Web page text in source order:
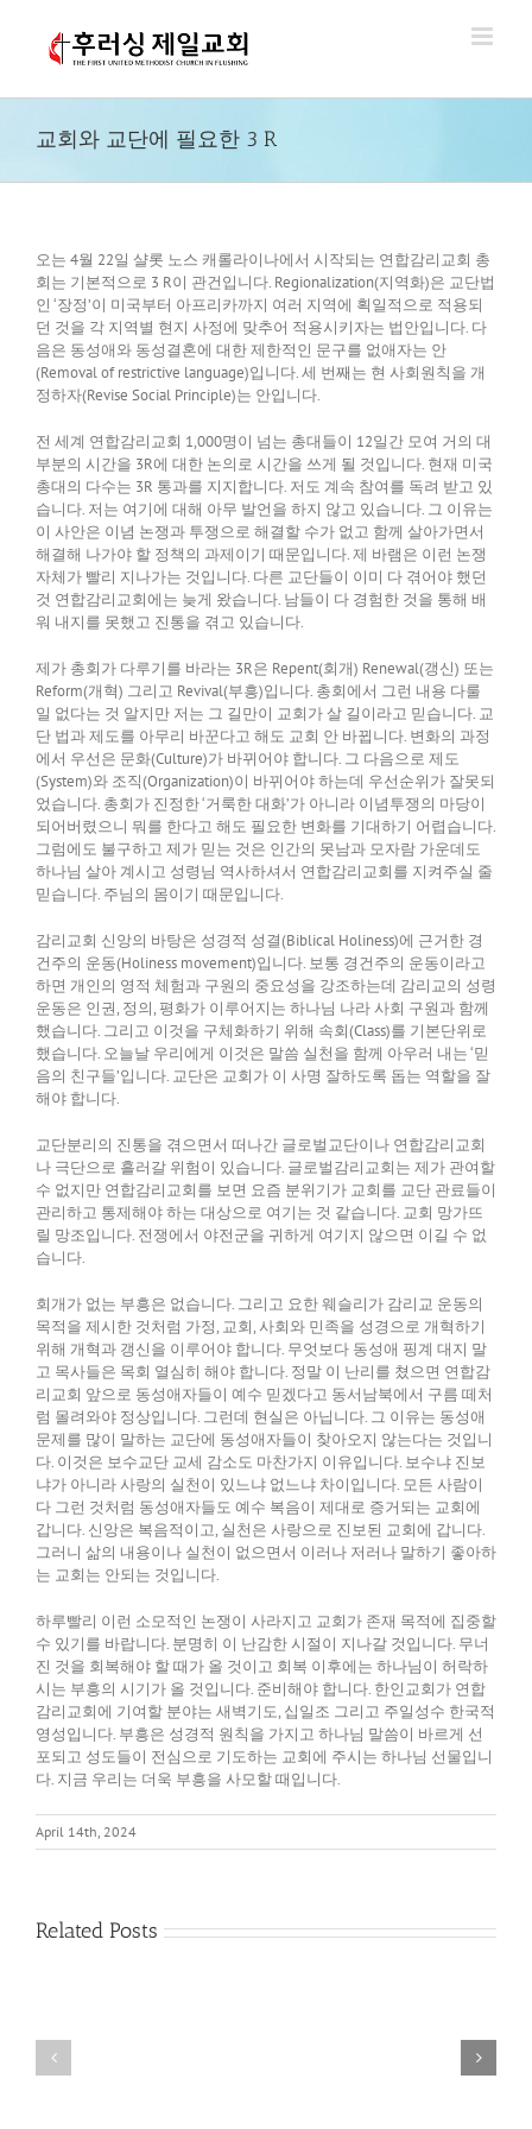
교회와 교단에 필요한 3 R
오는 4월 22일 샬롯 노스 캐롤라이나에서 시작되는 연합감리교회 총
회는 기본적으로 3 R이 관건입니다. Regionalization(지역화)은 교단법
인 ‘장정’이 미국부터 아프리카까지 여러 지역에 획일적으로 적용되
던 것을 각 지역별 현지 사정에 맞추어 적용시키자는 법안입니다. 다
음은 동성애와 동성결혼에 대한 제한적인 문구를 없애자는 안
(Removal of restrictive language)입니다. 세 번째는 현 사회원칙을 개
정하자(Revise Social Principle)는 안입니다.
전 세계 연합감리교회 1,000명이 넘는 총대들이 12일간 모여 거의 대
부분의 시간을 3R에 대한 논의로 시간을 쓰게 될 것입니다. 현재 미국
총대의 다수는 3R 통과를 지지합니다. 저도 계속 참여를 독려 받고 있
습니다. 저는 여기에 대해 아무 발언을 하지 않고 있습니다. 그 이유는
이 사안은 이념 논쟁과 투쟁으로 해결할 수가 없고 함께 살아가면서
해결해 나가야 할 정책의 과제이기 때문입니다. 제 바램은 이런 논쟁
자체가 빨리 지나가는 것입니다. 다른 교단들이 이미 다 겪어야 했던
것 연합감리교회에는 늦게 왔습니다. 남들이 다 경험한 것을 통해 배
워 내지를 못했고 진통을 겪고 있습니다.
제가 총회가 다루기를 바라는 3R은 Repent(회개) Renewal(갱신) 또는
Reform(개혁) 그리고 Revival(부흥)입니다. 총회에서 그런 내용 다룰
일 없다는 것 알지만 저는 그 길만이 교회가 살 길이라고 믿습니다. 교
단 법과 제도를 아무리 바꾼다고 해도 교회 안 바뀝니다. 변화의 과정
에서 우선은 문화(Culture)가 바뀌어야 합니다. 그 다음으로 제도
(System)와 조직(Organization)이 바뀌어야 하는데 우선순위가 잘못되
었습니다. 총회가 진정한 ‘거룩한 대화’가 아니라 이념투쟁의 마당이
되어버렸으니 뭐를 한다고 해도 필요한 변화를 기대하기 어렵습니다.
그럼에도 불구하고 제가 믿는 것은 인간의 못남과 모자람 가운데도
하나님 살아 계시고 성령님 역사하셔서 연합감리교회를 지켜주실 줄
믿습니다. 주님의 몸이기 때문입니다.
감리교회 신앙의 바탕은 성경적 성결(Biblical Holiness)에 근거한 경
건주의 운동(Holiness movement)입니다. 보통 경건주의 운동이라고
하면 개인의 영적 체험과 구원의 중요성을 강조하는데 감리교의 성령
운동은 인권, 정의, 평화가 이루어지는 하나님 나라 사회 구원과 함께
했습니다. 그리고 이것을 구체화하기 위해 속회(Class)를 기본단위로
했습니다. 오늘날 우리에게 이것은 말씀 실천을 함께 아우러 내는 ‘믿
음의 친구들’입니다. 교단은 교회가 이 사명 잘하도록 돕는 역할을 잘
해야 합니다.
교단분리의 진통을 겪으면서 떠나간 글로벌교단이나 연합감리교회
나 극단으로 흘러갈 위험이 있습니다. 글로벌감리교회는 제가 관여할
수 없지만 연합감리교회를 보면 요즘 분위기가 교회를 교단 관료들이
관리하고 통제해야 하는 대상으로 여기는 것 같습니다. 교회 망가뜨
릴 망조입니다. 전쟁에서 야전군을 귀하게 여기지 않으면 이길 수 없
습니다.
회개가 없는 부흥은 없습니다. 그리고 요한 웨슬리가 감리교 운동의
목적을 제시한 것처럼 가정, 교회, 사회와 민족을 성경으로 개혁하기
위해 개혁과 갱신을 이루어야 합니다. 무엇보다 동성애 핑계 대지 말
고 목사들은 목회 열심히 해야 합니다. 정말 이 난리를 쳤으면 연합감
리교회 앞으로 동성애자들이 예수 믿겠다고 동서남북에서 구름 떼처
럼 몰려와야 정상입니다. 그런데 현실은 아닙니다. 그 이유는 동성애
문제를 많이 말하는 교단에 동성애자들이 찾아오지 않는다는 것입니
다. 이것은 보수교단 교세 감소도 마찬가지 이유입니다. 보수냐 진보
냐가 아니라 사랑의 실천이 있느냐 없느냐 차이입니다. 모든 사람이
다 그런 것처럼 동성애자들도 예수 복음이 제대로 증거되는 교회에
갑니다. 신앙은 복음적이고, 실천은 사랑으로 진보된 교회에 갑니다.
그러니 삶의 내용이나 실천이 없으면서 이러나 저러나 말하기 좋아하
는 교회는 안되는 것입니다.
하루빨리 이런 소모적인 논쟁이 사라지고 교회가 존재 목적에 집중할
수 있기를 바랍니다. 분명히 이 난감한 시절이 지나갈 것입니다. 무너
진 것을 회복해야 할 때가 올 것이고 회복 이후에는 하나님이 허락하
시는 부흥의 시기가 올 것입니다. 준비해야 합니다. 한인교회가 연합
감리교회에 기여할 분야는 새벽기도, 십일조 그리고 주일성수 한국적
영성입니다. 부흥은 성경적 원칙을 가지고 하나님 말씀이 바르게 선
포되고 성도들이 전심으로 기도하는 교회에 주시는 하나님 선물입니
다. 지금 우리는 더욱 부흥을 사모할 때입니다.
April 14th, 2024
Related Posts